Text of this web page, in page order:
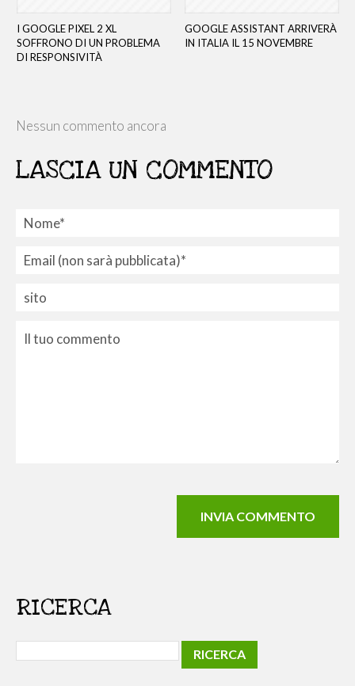
I GOOGLE PIXEL 2 XL
SOFFRONO DI UN PROBLEMA
DI RESPONSIVITÀ
GOOGLE ASSISTANT ARRIVERÀ
IN ITALIA IL 15 NOVEMBRE
Nessun commento ancora
LASCIA UN COMMENTO
RICERCA